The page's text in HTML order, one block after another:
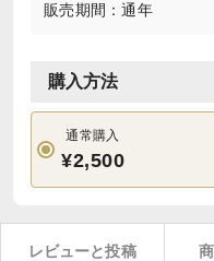
販売期間：通年
購入方法
通常購入
¥2,500
レビューと投稿